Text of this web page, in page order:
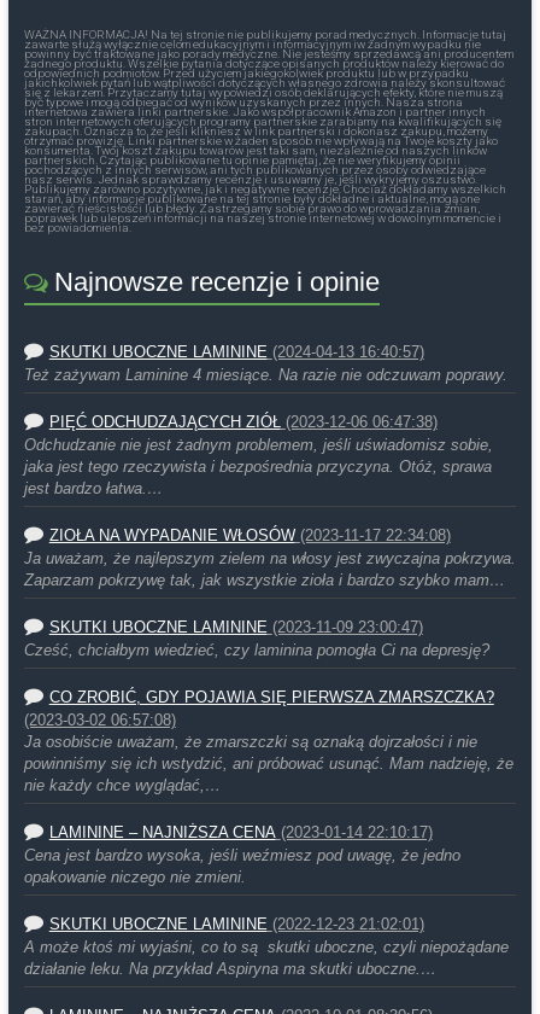
WAŻNA INFORMACJA! Na tej stronie nie publikujemy porad medycznych. Informacje tutaj
zawarte służą wyłącznie celom edukacyjnym i informacyjnym iw żadnym wypadku nie
powinny być traktowane jako porady medyczne. Nie jesteśmy sprzedawcą ani producentem
żadnego produktu. Wszelkie pytania dotyczące opisanych produktów należy kierować do
odpowiednich podmiotów. Przed użyciem jakiegokolwiek produktu lub w przypadku
jakichkolwiek pytań lub wątpliwości dotyczących własnego zdrowia należy skonsultować
się z lekarzem. Przytaczamy tutaj wypowiedzi osób deklarujących efekty, które nie muszą
być typowe i mogą odbiegać od wyników uzyskanych przez innych. Nasza strona
internetowa zawiera linki partnerskie. Jako współpracownik Amazon i partner innych
stron internetowych oferujących programy partnerskie zarabiamy na kwalifikujących się
zakupach. Oznacza to, że jeśli klikniesz w link partnerski i dokonasz zakupu, możemy
otrzymać prowizję. Linki partnerskie w żaden sposób nie wpływają na Twoje koszty jako
konsumenta. Twój koszt zakupu towarów jest taki sam, niezależnie od naszych linków
partnerskich. Czytając publikowane tu opinie pamiętaj, że nie weryfikujemy opinii
pochodzących z innych serwisów, ani tych publikowanych przez osoby odwiedzające
nasz serwis. Jednak sprawdzamy recenzje i usuwamy je, jeśli wykryjemy oszustwo.
Publikujemy zarówno pozytywne, jak i negatywne recenzje. Chociaż dokładamy wszelkich
starań, aby informacje publikowane na tej stronie były dokładne i aktualne, mogą one
zawierać nieścisłości lub błędy. Zastrzegamy sobie prawo do wprowadzania zmian,
poprawek lub ulepszeń informacji na naszej stronie internetowej w dowolnym momencie i
bez powiadomienia.
Najnowsze recenzje i opinie
SKUTKI UBOCZNE LAMININE (2024-04-13 16:40:57)
Też zażywam Laminine 4 miesiące. Na razie nie odczuwam poprawy.
PIĘĆ ODCHUDZAJĄCYCH ZIÓŁ (2023-12-06 06:47:38)
Odchudzanie nie jest żadnym problemem, jeśli uświadomisz sobie,
jaka jest tego rzeczywista i bezpośrednia przyczyna. Otóż, sprawa
jest bardzo łatwa.…
ZIOŁA NA WYPADANIE WŁOSÓW (2023-11-17 22:34:08)
Ja uważam, że najlepszym zielem na włosy jest zwyczajna pokrzywa.
Zaparzam pokrzywę tak, jak wszystkie zioła i bardzo szybko mam…
SKUTKI UBOCZNE LAMININE (2023-11-09 23:00:47)
Cześć, chciałbym wiedzieć, czy laminina pomogła Ci na depresję?
CO ZROBIĆ, GDY POJAWIA SIĘ PIERWSZA ZMARSZCZKA?
(2023-03-02 06:57:08)
Ja osobiście uważam, że zmarszczki są oznaką dojrzałości i nie
powinniśmy się ich wstydzić, ani próbować usunąć. Mam nadzieję, że
nie każdy chce wyglądać,…
LAMININE – NAJNIŻSZA CENA (2023-01-14 22:10:17)
Cena jest bardzo wysoka, jeśli weźmiesz pod uwagę, że jedno
opakowanie niczego nie zmieni.
SKUTKI UBOCZNE LAMININE (2022-12-23 21:02:01)
A może ktoś mi wyjaśni, co to są skutki uboczne, czyli niepożądane
działanie leku. Na przykład Aspiryna ma skutki uboczne.…